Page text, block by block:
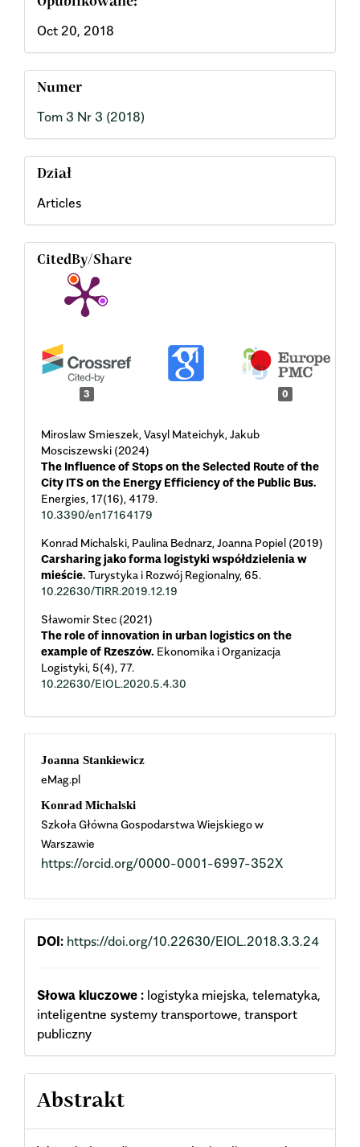
Opublikowane:
Oct 20, 2018
Numer
Tom 3 Nr 3 (2018)
Dział
Articles
CitedBy/Share
3 0
Miroslaw Smieszek, Vasyl Mateichyk, Jakub
Mosciszewski (2024)
The Influence of Stops on the Selected Route of the
City ITS on the Energy Efficiency of the Public Bus.
Energies, 17(16),4179.
10.3390/en17164179
Konrad Michalski, Paulina Bednarz, Joanna Popiel (2019)
Carsharing jako forma logistyki współdzielenia w
mieście. Turystyka i Rozwój Regionalny, 65.
10.22630/TIRR.2019.12.19
Sławomir Stec (2021)
The role of innovation in urban logistics on the
example of Rzeszów. Ekonomika i Organizacja
Logistyki,5(4),77.
10.22630/EIOL.2020.5.4.30
Main
Article
Content
Joanna Stankiewicz
eMag.pl
Konrad Michalski
Szkoła Główna Gospodarstwa Wiejskiego w
Warszawie
https://orcid.org/0000-0001-6997-352X
DOI: https://doi.org/10.22630/EIOL.2018.3.3.24
Słowa kluczowe : logistyka miejska, telematyka,
inteligentne systemy transportowe, transport
publiczny
Abstrakt